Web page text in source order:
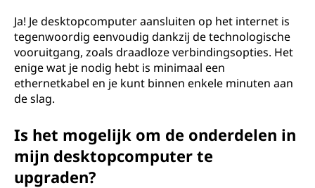
Ja! Je desktopcomputer aansluiten op het internet is
tegenwoordig eenvoudig dankzij de technologische
vooruitgang, zoals draadloze verbindingsopties. Het
enige wat je nodig hebt is minimaal een
ethernetkabel en je kunt binnen enkele minuten aan
de slag.
Is het mogelijk om de onderdelen in
mijn desktopcomputer te
upgraden?